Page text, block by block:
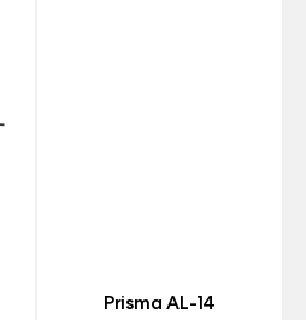
Prisma AL-14